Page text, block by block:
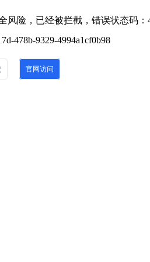
风险，已经被拦截，错误状态码：
478b-9329-4994a1cf0b98
官网访问